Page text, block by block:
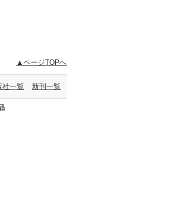
▲ページTOPへ
社一覧 新刊一覧